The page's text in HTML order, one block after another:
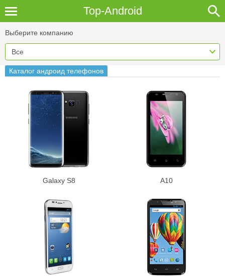
Top-Android
Выберите компанию
Все
Каталог андроид телефонов
Galaxy S8 A10